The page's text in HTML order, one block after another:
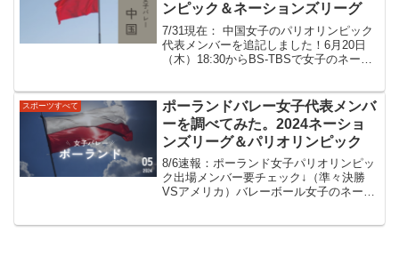
ンピック＆ネーションズリーグ
7/31現在： 中国女子のパリオリンピック
代表メンバーを追記しました！6月20日
（木）18:30からBS-TBSで女子のネーシ
ですね。女子のネーションズリーグ2024
ファ...
スポーツすべて
ポーランドバレー女子代表メンバ
ーを調べてみた。2024ネーショ
ンズリーグ＆パリオリンピック
8/6速報：ポーランド女子パリオリンピッ
ク出場メンバー要チェック↓（準々決勝
VSアメリカ）バレーボール女子のネーシ